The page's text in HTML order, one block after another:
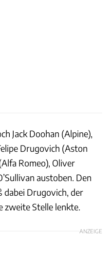
Jack Doohan (Alpine),
Drugovich (Aston
Romeo), Oliver
austoben. Den
Drugovich, der
zweite Stelle lenkte.
ANZEIGE